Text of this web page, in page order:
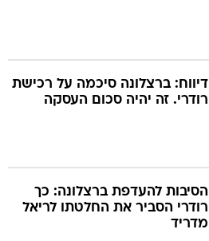
דיווח: ברצלונה סיכמה על רכישת
רודרי. זה יהיה סכום העסקה
הסיבות להעדפת ברצלונה: כך
רודרי הסביר את החלטתו לריאל
מדריד